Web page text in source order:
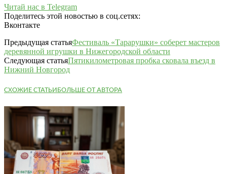
Читай нас в Telegram
Поделитесь этой новостью в соц.сетях:
Вконтакте
Предыдущая статьяФестиваль «Тарарушки» соберет мастеров
деревянной игрушки в Нижегородской области
Следующая статьяПятикилометровая пробка сковала въезд в
Нижний Новгород
СХОЖИЕ СТАТЬИБОЛЬШЕ ОТ АВТОРА